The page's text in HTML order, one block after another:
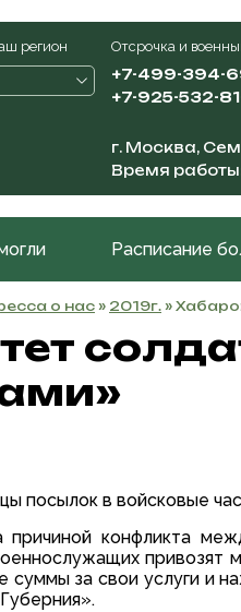
регион Отсрочка и
+7-499-394-
+7-925-532-
г. Москва,
Время
Расписание
о нас » 2019г. »
посылок в войсковые
причиной конфликта
за свои услуги и